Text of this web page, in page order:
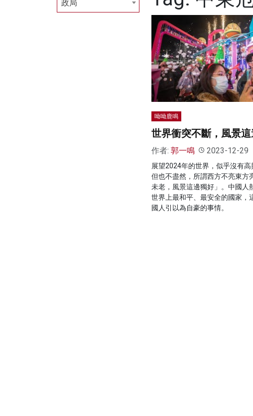
呦呦鹿鳴
世界衝突不斷，風景
作者: 郭一鳴 2023-12-29
展望2024年的世界，似乎沒有高
但也不盡然，所謂西方不亮東方
未老，風景這邊獨好」。中國人
世界上最和平、最安全的國家，
國人引以為自豪的事情。
政局